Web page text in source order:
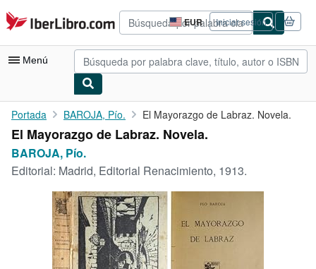
Pasar al contenido principal
IberLibro.com EUR
Preferencias
de
compra
del
Iniciar sesión
Menú
Mi cuenta
Consultar mis pedidos
Búsqueda avanzada
Libros antiguos
Arte y coleccionismo
Vendedores
Portada BAROJA, Pío. El Mayorazgo de Labraz. Novela.
El Mayorazgo de Labraz. Novela.
BAROJA, Pío.
Editorial: Madrid, Editorial Renacimiento, 1913.